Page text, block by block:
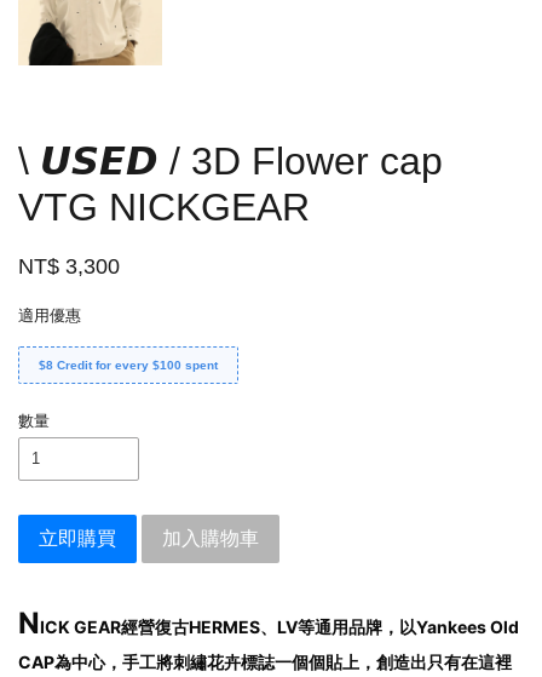
\ 𝙐𝙎𝙀𝘿 / 3D Flower cap
VTG NICKGEAR
NT$ 3,300
適用優惠
$8 Credit for every $100 spent
數量
立即購買 加入購物車
NICK GEAR經營復古HERMES、LV等通用品牌，以Yankees Old
CAP為中心，手工將刺繡花卉標誌一個個貼上，創造出只有在這裡